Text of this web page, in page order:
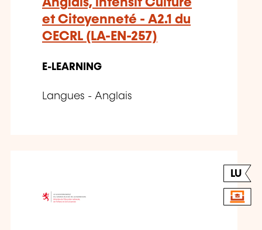
et Citoyenneté - A2.1 du
CECRL (LA-EN-257)
E-LEARNING
Langues - Anglais
LU